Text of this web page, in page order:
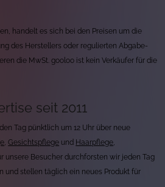
handelt es sich bei den Preisen um die
des Herstellers oder regulierten Abgabe-
die MwSt. gooloo ist kein Verkäufer für die
seit 2011
Tag pünktlich um 12 Uhr über neue
,Gesichtspflege und Haarpflege
unsere Besucher durchforsten wir jeden Tag
und stellen täglich ein neues Produkt für